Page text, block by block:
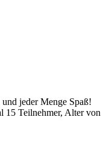
jeder Menge Spaß!
15 Teilnehmer, Alter von